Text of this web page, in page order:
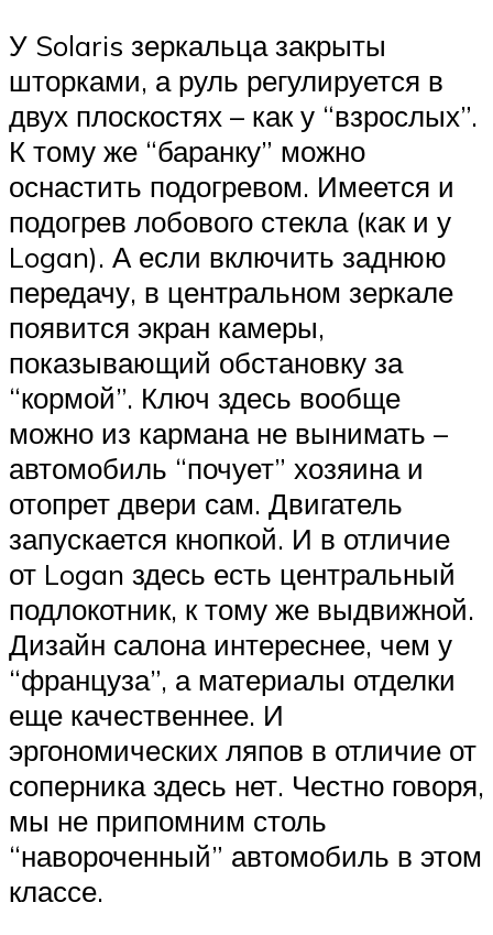
У Solaris зеркальца закрыты
шторками, а руль регулируется в
двух плоскостях – как у “взрослых”.
К тому же “баранку” можно
оснастить подогревом. Имеется и
подогрев лобового стекла (как и у
Logan). А если включить заднюю
передачу, в центральном зеркале
появится экран камеры,
показывающий обстановку за
“кормой”. Ключ здесь вообще
можно из кармана не вынимать –
автомобиль “почует” хозяина и
отопрет двери сам. Двигатель
запускается кнопкой. И в отличие
от Logan здесь есть центральный
подлокотник, к тому же выдвижной.
Дизайн салона интереснее, чем у
“француза”, а материалы отделки
еще качественнее. И
эргономических ляпов в отличие от
соперника здесь нет. Честно говоря,
мы не припомним столь
“навороченный” автомобиль в этом
классе.